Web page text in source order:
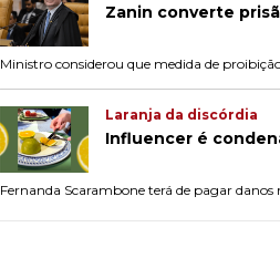
Zanin converte
Ministro considerou que medida de
Laranja da discórdia
Influencer é
Fernanda Scarambone terá de pagar